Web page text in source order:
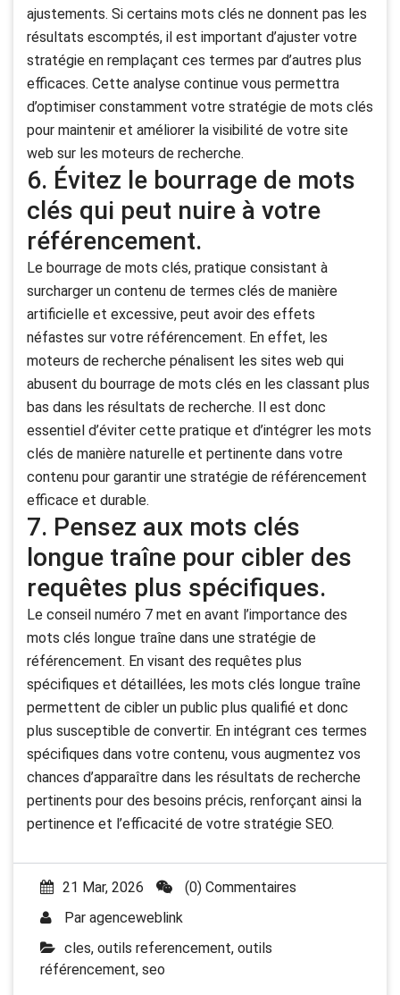
ajustements. Si certains mots clés ne donnent pas les
résultats escomptés, il est important d’ajuster votre
stratégie en remplaçant ces termes par d’autres plus
efficaces. Cette analyse continue vous permettra
d’optimiser constamment votre stratégie de mots clés
pour maintenir et améliorer la visibilité de votre site
web sur les moteurs de recherche.
6. Évitez le bourrage de mots
clés qui peut nuire à votre
référencement.
Le bourrage de mots clés, pratique consistant à
surcharger un contenu de termes clés de manière
artificielle et excessive, peut avoir des effets
néfastes sur votre référencement. En effet, les
moteurs de recherche pénalisent les sites web qui
abusent du bourrage de mots clés en les classant plus
bas dans les résultats de recherche. Il est donc
essentiel d’éviter cette pratique et d’intégrer les mots
clés de manière naturelle et pertinente dans votre
contenu pour garantir une stratégie de référencement
efficace et durable.
7. Pensez aux mots clés
longue traîne pour cibler des
requêtes plus spécifiques.
Le conseil numéro 7 met en avant l’importance des
mots clés longue traîne dans une stratégie de
référencement. En visant des requêtes plus
spécifiques et détaillées, les mots clés longue traîne
permettent de cibler un public plus qualifié et donc
plus susceptible de convertir. En intégrant ces termes
spécifiques dans votre contenu, vous augmentez vos
chances d’apparaître dans les résultats de recherche
pertinents pour des besoins précis, renforçant ainsi la
pertinence et l’efficacité de votre stratégie SEO.
21 Mar, 2026
(0) Commentaires
Par agenceweblink
cles, outils referencement, outils
référencement, seo